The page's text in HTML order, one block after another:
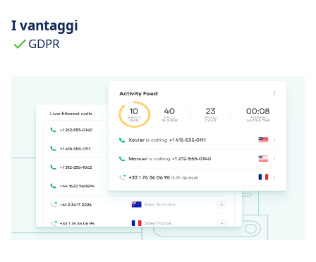
efficienti.
I vantaggi
GDPR